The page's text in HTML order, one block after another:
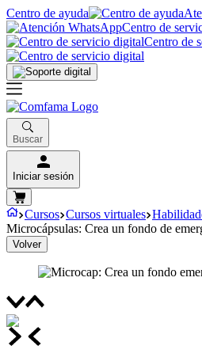
Centro de ayuda
Centro de
Centro de
Buscar
Iniciar sesión
Cursos Cursos virtuales
Microcápsulas: Crea un fondo de
Volver